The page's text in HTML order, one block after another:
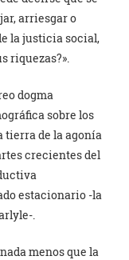
arriesgar o
la justicia social,
riquezas?».
dogma
sobre los
tierra de la agonía
crecientes del
estacionario -la
.
menos que la